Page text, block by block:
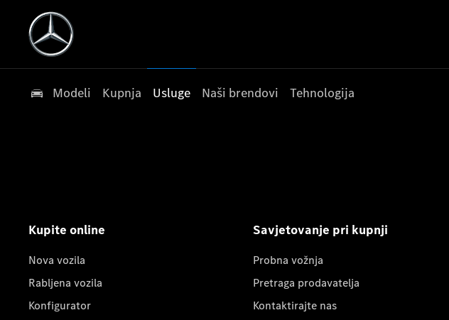
Modeli Kupnja Usluge Naši brendovi Tehnologija
Kupite online
Nova vozila
Rabljena vozila
Konfigurator
Savjetovanje pri kupnji
Probna vožnja
Pretraga prodavatelja
Kontaktirajte nas